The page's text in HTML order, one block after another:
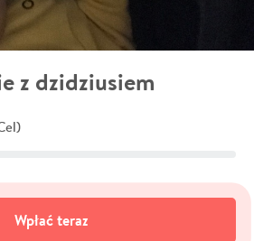
z dzidziusiem
Wpłać teraz